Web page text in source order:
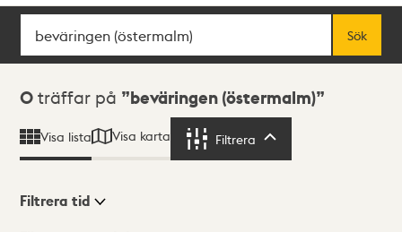
Sök
Sök
Sökresultat
0 träffar på beväringen (östermalm)
Visa lista Visa karta Filtrera
Filtrera tid